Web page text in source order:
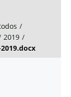
/
2019 /